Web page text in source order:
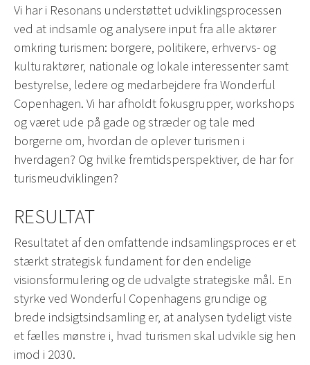
Vi har i Resonans understøttet udviklingsprocessen
ved at indsamle og analysere input fra alle aktører
omkring turismen: borgere, politikere, erhvervs- og
kulturaktører, nationale og lokale interessenter samt
bestyrelse, ledere og medarbejdere fra Wonderful
Copenhagen. Vi har afholdt fokusgrupper, workshops
og været ude på gade og stræder og tale med
borgerne om, hvordan de oplever turismen i
hverdagen? Og hvilke fremtidsperspektiver, de har for
turismeudviklingen?
RESULTAT
Resultatet af den omfattende indsamlingsproces er et
stærkt strategisk fundament for den endelige
visionsformulering og de udvalgte strategiske mål. En
styrke ved Wonderful Copenhagens grundige og
brede indsigtsindsamling er, at analysen tydeligt viste
et fælles mønstre i, hvad turismen skal udvikle sig hen
imod i 2030.